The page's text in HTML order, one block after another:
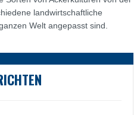
landwirtschaftliche
Welt angepasst sind.